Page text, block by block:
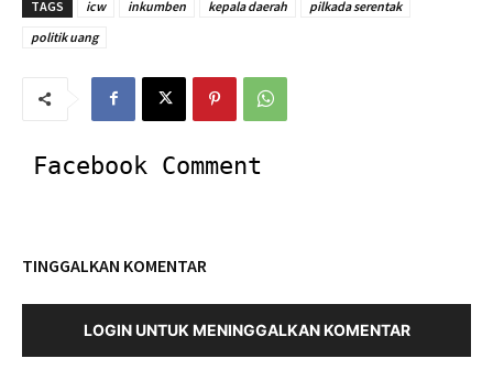
TAGS icw inkumben kepala daerah
pilkada serentak
politik uang
Facebook Comment
TINGGALKAN KOMENTAR
LOGIN UNTUK MENINGGALKAN KOMENTAR